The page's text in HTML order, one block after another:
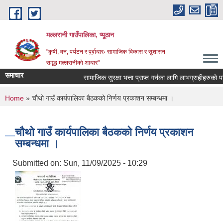
Skip to main content
मल्लरानी गाउँपालिका, प्यूठान
"कृषी, वन, पर्यटन र पूर्वाधारः सामाजिक विकास र सुशासन
समृद्ध मल्लरानीको आधार"
समाचार सामाजिक सुरक्षा भत्ता प्राप्त गर्नका लागि लाभग्राहीहरुको
You are here
Home » चौथो गाउँ कार्यपालिका बैठकको निर्णय प्रकाशन सम्बन्धमा ।
चौथो गाउँ कार्यपालिका बैठकको निर्णय प्रकाशन
सम्बन्धमा ।
Submitted on: Sun, 11/09/2025 - 10:29